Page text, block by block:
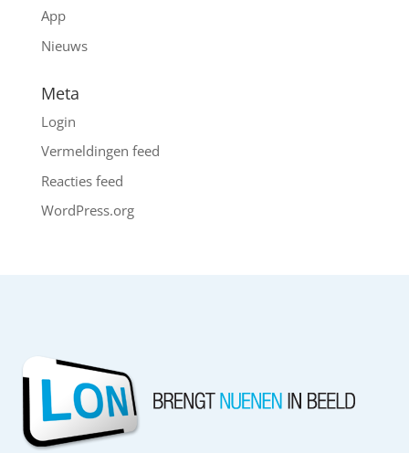
App
Nieuws
Meta
Login
Vermeldingen feed
Reacties feed
WordPress.org